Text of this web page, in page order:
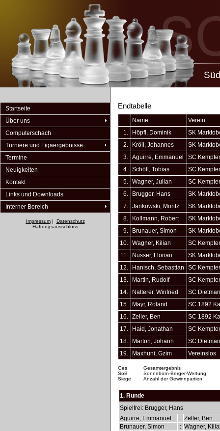
Startseite
Über uns
Computerschach
Turniere und Ligaergebnisse
Termine
Neuigkeiten
Kontakt
Links und Downloads
Interner Bereich
Impressum| Datenschutz
Haftungsausschluss
Endtabelle
Name
Verein
1.
Höpfl, Dominik
SK
2.
Kröll, Johannes
SK
3. Aguirre, Emmanuel
SC
4. Schöll, Tobias
SC
5. Wagner, Julian
SC
6.
Brugger, Hans
SK
7. Jankowski, Moritz
SK
8.
Kollmann, Robert
SK
9.
Brunauer, Simon
SK
10. Wagner, Kilian
SC
11.
Nusser, Florian
SK
12.
Hanisch, Sebastian
SC
13.
Martin, Rudolf
SC
14.
Natterer, Winfried
SC
15.
Mayr, Roland
SC 1892
16. Zeller, Ben
SC 1892
17.
Haid, Jonathan
SC
18.
Marton, Johann
SC
19.
Maxhuni, Gzim Vereinslos
Ges
Gesamtergebnis
SoB
Sonneborn-Berger-Wertung
Siege
Anzahl der Gewinnpartien
1. Runde
Spielfrei: Brugger, Hans
Aguirre, Emmanuel
: Zeller, Ben
Brunauer, Simon
: Wagner,